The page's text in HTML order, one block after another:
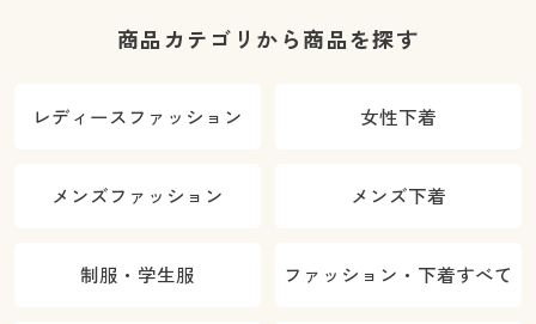
商品カテゴリから商品を探す
レディースファッション 女性下着
メンズファッション メンズ下着
制服・学生服 ファッション・下着すべて